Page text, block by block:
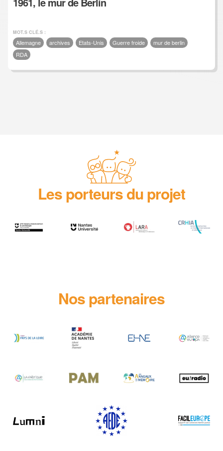
MOT.S CLÉ.S :
Allemagne archives Etats-Unis Guerre froide
mur de berlin
RDA
Les porteurs du projet
Nos partenaires